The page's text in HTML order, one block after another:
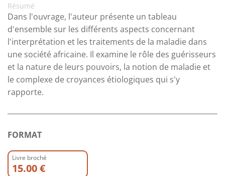
Résumé
Dans l'ouvrage, l'auteur présente un tableau
d'ensemble sur les différents aspects concernant
l'interprétation et les traitements de la maladie dans
une société africaine. Il examine le rôle des guérisseurs
et la nature de leurs pouvoirs, la notion de maladie et
le complexe de croyances étiologiques qui s'y
rapporte.
FORMAT
Livre broché
15.00 €